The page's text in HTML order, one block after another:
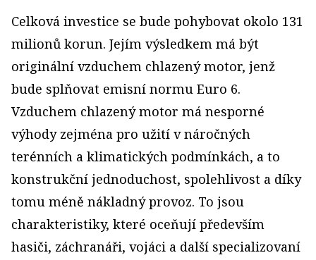
Celková investice se bude pohybovat okolo 131
milionů korun. Jejím výsledkem má být
originální vzduchem chlazený motor, jenž
bude splňovat emisní normu Euro 6.
Vzduchem chlazený motor má nesporné
výhody zejména pro užití v náročných
terénních a klimatických podmínkách, a to
konstrukční jednoduchost, spolehlivost a díky
tomu méně nákladný provoz. To jsou
charakteristiky, které oceňují především
hasiči, záchranáři, vojáci a další specializovaní